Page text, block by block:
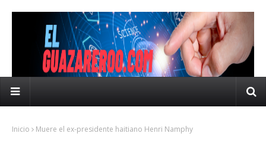
Inicio Muere el ex-presidente haitiano Henri Namphy